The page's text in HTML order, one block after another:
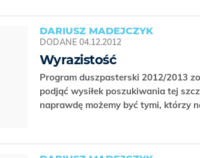
DARIUSZ MADEJCZYK
DODANE 04.12.2012
Wyrazistość
Program duszpasterski 2012/2013
podjąć wysiłek poszukiwania tej
naprawdę możemy być tymi, którzy